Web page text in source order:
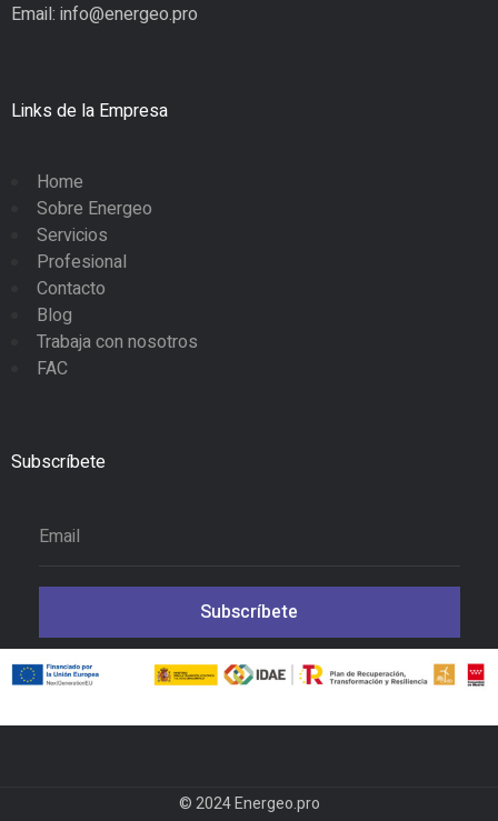
Email: info@energeo.pro
Links de la Empresa
Home
Sobre Energeo
Servicios
Profesional
Contacto
Blog
Trabaja con nosotros
FAC
Subscríbete
Subscríbete
© 2024 Energeo.pro